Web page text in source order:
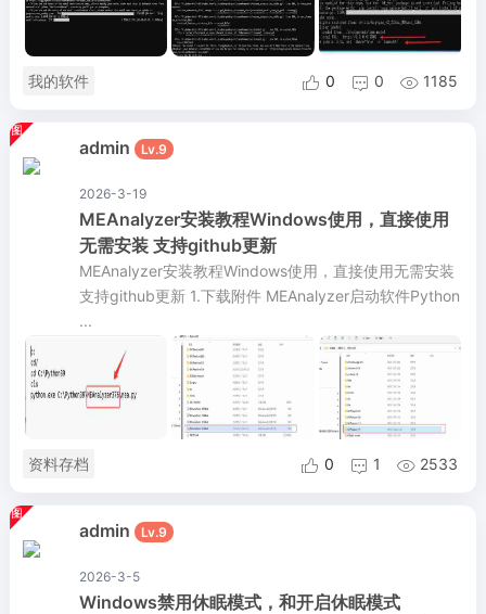
我的软件  0  0  1185
admin Lv.9
2026-3-19
MEAnalyzer安装教程Windows使用，直接使用
无需安装 支持github更新
MEAnalyzer安装教程Windows使用，直接使用无需安装
支持github更新 1.下载附件 MEAnalyzer启动软件Python
...
资料存档  0  1  2533
admin Lv.9
2026-3-5
Windows禁用休眠模式，和开启休眠模式